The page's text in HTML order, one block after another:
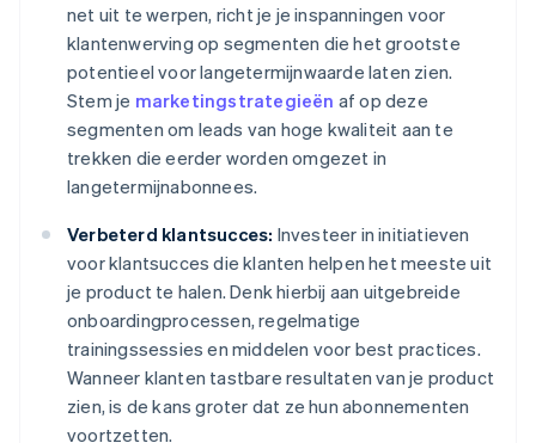
net uit te werpen, richt je je inspanningen voor
klantenwerving op segmenten die het grootste
potentieel voor langetermijnwaarde laten zien.
Stem je marketingstrategieën af op deze
segmenten om leads van hoge kwaliteit aan te
trekken die eerder worden omgezet in
langetermijnabonnees.
Verbeterd klantsucces: Investeer in initiatieven
voor klantsucces die klanten helpen het meeste uit
je product te halen. Denk hierbij aan uitgebreide
onboardingprocessen, regelmatige
trainingssessies en middelen voor best practices.
Wanneer klanten tastbare resultaten van je product
zien, is de kans groter dat ze hun abonnementen
voortzetten.